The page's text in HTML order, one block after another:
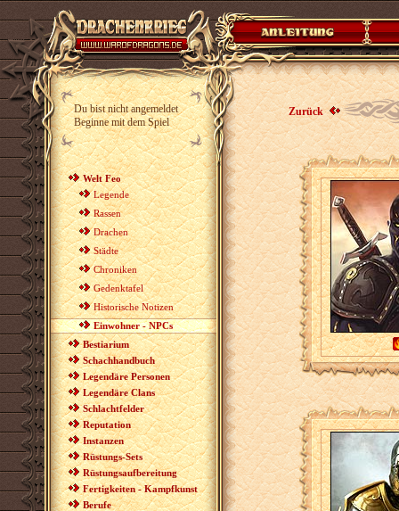
Du bist nicht angemeldet
Beginne mit dem Spiel
Welt Feo
Legende
Rassen
Drachen
Städte
Chroniken
Gedenktafel
Historische Notizen
Einwohner - NPCs
Bestiarium
Schachhandbuch
Legendäre Personen
Legendäre Clans
Schlachtfelder
Reputation
Instanzen
Rüstungs-Sets
Rüstungsaufbereitung
Fertigkeiten - Kampfkunst
Berufe
Zurück